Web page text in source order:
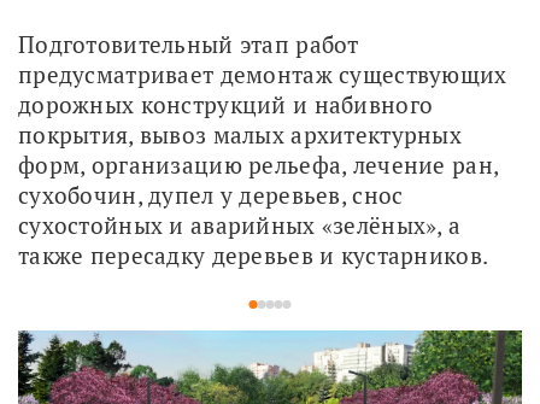
Подготовительный этап работ
предусматривает демонтаж существующих
дорожных конструкций и набивного
покрытия, вывоз малых архитектурных
форм, организацию рельефа, лечение ран,
сухобочин, дупел у деревьев, снос
сухостойных и аварийных «зелёных», а
также пересадку деревьев и кустарников.
12345